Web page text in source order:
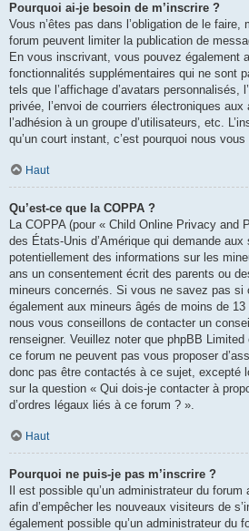
Pourquoi ai-je besoin de m’inscrire ?
Vous n’êtes pas dans l’obligation de le
forum peuvent limiter la publication de
En vous inscrivant, vous pouvez également
fonctionnalités supplémentaires qui ne sont
tels que l’affichage d’avatars personnalisés,
privée, l’envoi de courriers électroniques
l’adhésion à un groupe d’utilisateurs, etc.
qu’un court instant, c’est pourquoi nous
Haut
Qu’est-ce que la COPPA ?
La COPPA (pour « Child Online Privacy and
des États-Unis d’Amérique qui demande
potentiellement des informations sur les
ans un consentement écrit des parents ou
mineurs concernés. Si vous ne savez pas si
également aux mineurs âgés de moins de
nous vous conseillons de contacter un
renseigner. Veuillez noter que phpBB
ce forum ne peuvent pas vous proposer
donc pas être contactés à ce sujet, excepté
sur la question « Qui dois-je contacter à
d’ordres légaux liés à ce forum ? ».
Haut
Pourquoi ne puis-je pas m’inscrire ?
Il est possible qu’un administrateur du
afin d’empêcher les nouveaux visiteurs de
également possible qu’un administrateur du